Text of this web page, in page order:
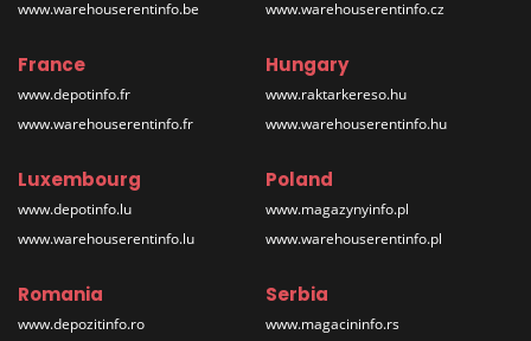
www.warehouserentinfo.be
www.warehouserentinfo.cz
France
www.depotinfo.fr
www.warehouserentinfo.fr
Hungary
www.raktarkereso.hu
www.warehouserentinfo.hu
Luxembourg
www.depotinfo.lu
www.warehouserentinfo.lu
Poland
www.magazynyinfo.pl
www.warehouserentinfo.pl
Romania
www.depozitinfo.ro
Serbia
www.magacininfo.rs